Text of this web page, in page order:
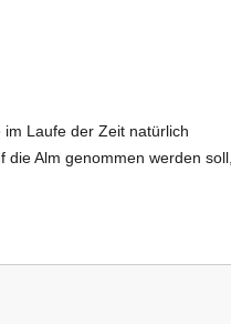
Laufe der Zeit natürlich
Alm genommen werden soll,